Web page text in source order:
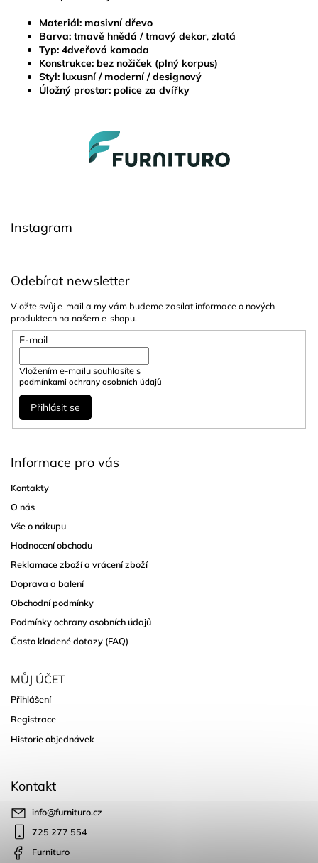
Materiál: masivní dřevo
Barva: tmavě hnědá / tmavý dekor, zlatá
Typ: 4dveřová komoda
Konstrukce: bez nožiček (plný korpus)
Styl: luxusní / moderní / designový
Úložný prostor: police za dvířky
Instagram
Odebírat newsletter
Vložte svůj e-mail a my vám budeme zasílat informace o nových
produktech na našem e-shopu.
E-mail
Vložením e-mailu souhlasíte s
podmínkami ochrany osobních údajů
Přihlásit se
Informace pro vás
Kontakty
O nás
Vše o nákupu
Hodnocení obchodu
Reklamace zboží a vrácení zboží
Doprava a balení
Obchodní podmínky
Podmínky ochrany osobních údajů
Často kladené dotazy (FAQ)
MŮJ ÚČET
Přihlášení
Registrace
Historie objednávek
Kontakt
info@furnituro.cz
725 277 554
Furnituro